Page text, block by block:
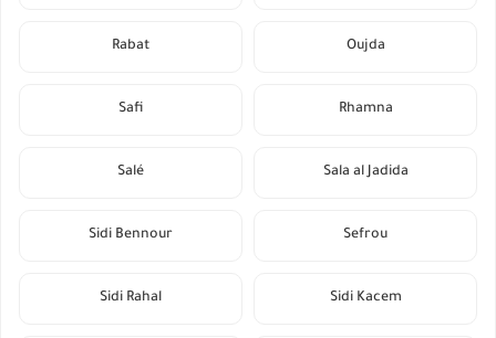
Oujda
Rabat
Rhamna
Safi
Sala al Jadida
Salé
Sefrou
Sidi Bennour
Sidi Kacem
Sidi Rahal